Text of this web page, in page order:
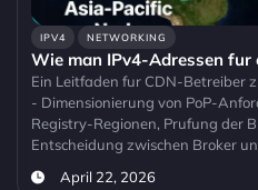
IPV4 NETWORKING
Wie man IPv4-Adressen fur
Ein Leitfaden fur CDN-Betreiber
- Dimensionierung von PoP-
Registry-Regionen, Prufung der
Entscheidung zwischen Broker
April 22, 2026